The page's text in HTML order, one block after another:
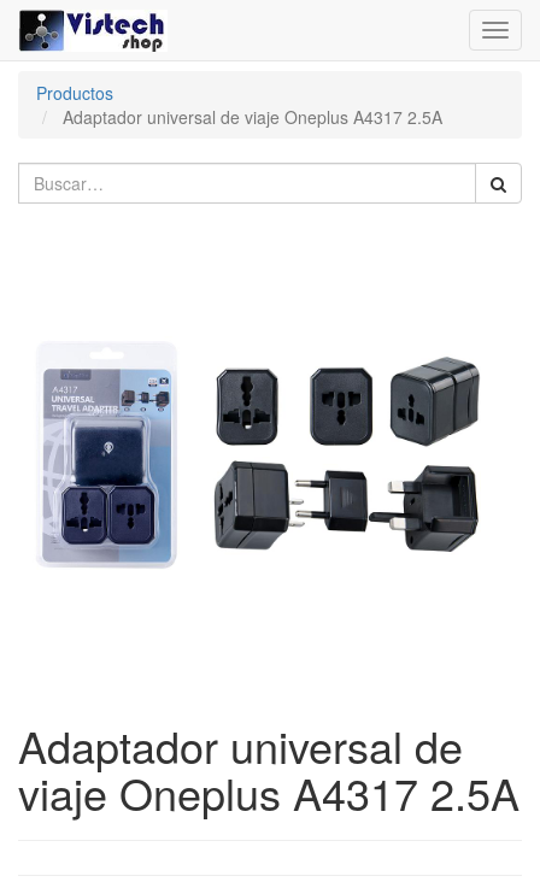
Productos
Adaptador universal de viaje Oneplus A4317 2.5A
Adaptador universal de
viaje Oneplus A4317 2.5A